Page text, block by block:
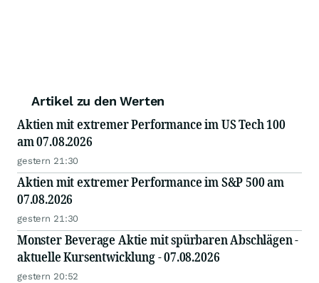
Artikel zu den Werten
Aktien mit extremer Performance im US Tech 100
am 07.08.2026
gestern 21:30
Aktien mit extremer Performance im S&P 500 am
07.08.2026
gestern 21:30
Monster Beverage Aktie mit spürbaren Abschlägen -
aktuelle Kursentwicklung - 07.08.2026
gestern 20:52